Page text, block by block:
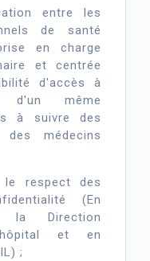
entre les
de santé
en charge
et centrée
d'accès à
d'un même
à suivre des
médecins
respect des
(En
la Direction
et en
;